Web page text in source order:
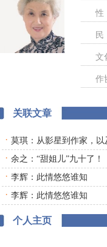
文
作
关联文章
· 莫琪：从影星到作家，
· 余之：“甜姐儿”九十了！
· 李辉：此情悠悠谁知
· 李辉：此情悠悠谁知
个人主页